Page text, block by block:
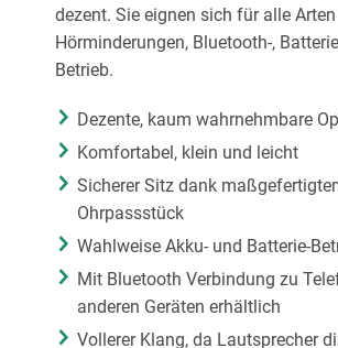
dezent. Sie eignen sich für alle
Hörminderungen, Bluetooth-,
Betrieb.
Dezente, kaum wahrnehmbare
Komfortabel, klein und leicht
Sicherer Sitz dank
Ohrpassstück
Wahlweise Akku- und Batterie-
Mit Bluetooth Verbindung zu
anderen Geräten erhältlich
Vollerer Klang, da Lautsprecher